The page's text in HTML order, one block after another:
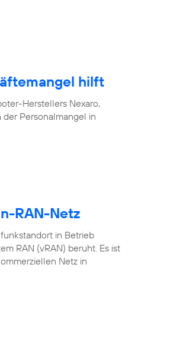
hilft
Herstellers Nexaro,
Personalmangel in
RAN-Netz
in Betrieb
RAN (vRAN) beruht. Es ist
Netz in